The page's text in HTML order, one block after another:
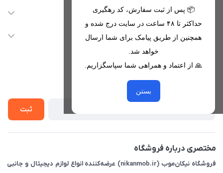
📦 پس از ثبت سفارش، کد رهگیری
حداکثر تا ۴۸ ساعت در سایت درج شده و
همچنین از طریق پیامک برای شما ارسال
خواهد شد.
🙏 از اعتماد و همراهی شما سپاسگزاریم.
بستن
09221680256 - 09373782289
nikanmobstore@gmail.com
هرمزگان، بندرخمیر، شهرک رودبار
دسترسی سریع
لیست محصولات
خدمات مشتریان
حریم خصوصی
از جدید‌ترین تخفیف‌ها با‌ خبر شوید
ثبت
مختصری درباره فروشگاه
فروشگاه نیکان‌موب (nikanmob.ir) عرضه‌کننده انواع لوازم دیجیتال و جانبی